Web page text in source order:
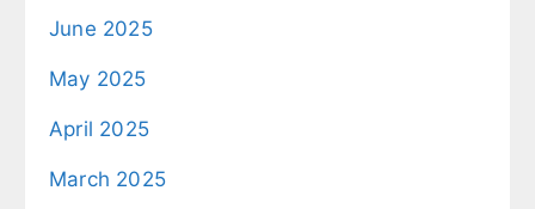
June 2025
May 2025
April 2025
March 2025